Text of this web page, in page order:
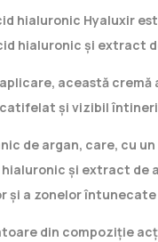
hialuronic Hyaluxir
hialuronic și
această
și vizibil
de argan, care, cu
și extract
și a zonelor
din compoziție